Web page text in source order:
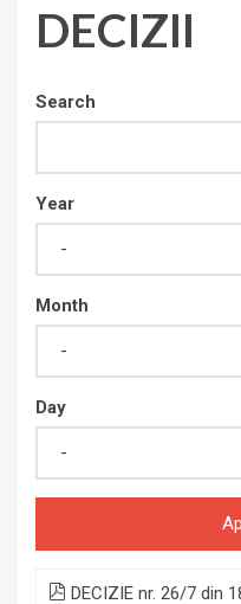
DECIZII
Search
Year
Month
Day
DECIZIE nr. 26/7 din